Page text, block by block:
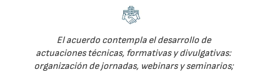
El acuerdo contempla el desarrollo de
actuaciones técnicas, formativas y divulgativas:
organización de jornadas, webinars y seminarios;